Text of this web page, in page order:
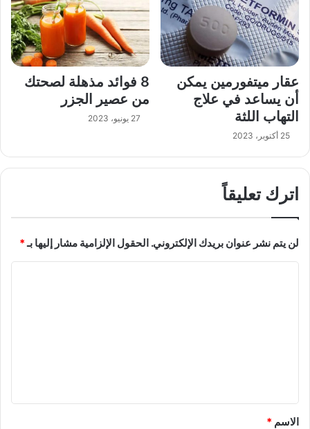
عقار ميتفورمين يمكن
أن يساعد في علاج
التهاب اللثة
25 أكتوبر، 2023
8 فوائد مذهلة لصحتك
من عصير الجزر
27 يونيو، 2023
اترك تعليقاً
لن يتم نشر عنوان بريدك الإلكتروني. الحقول الإلزامية مشار إليها بـ*
*
الاسم *